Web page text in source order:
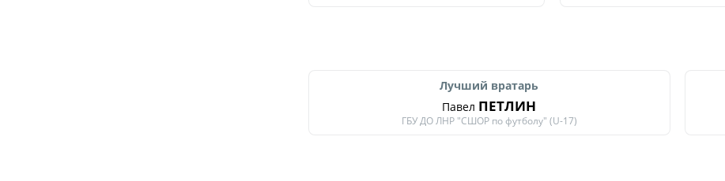
Лучший вратарь
Павел ПЕТЛИН
ГБУ ДО ЛНР "СШОР по футболу" (U-17)